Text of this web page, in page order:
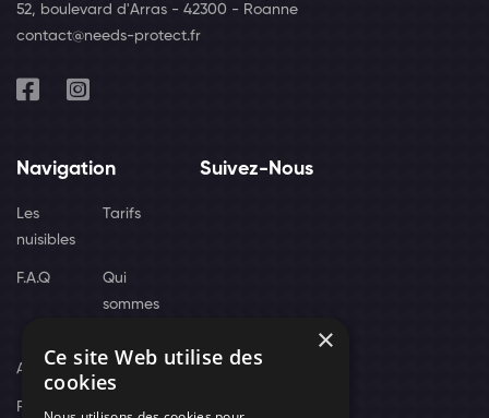
52, boulevard d'Arras - 42300 - Roanne
contact@needs-protect.fr
Navigation
Les
nuisibles
Tarifs
F.A.Q
Qui
sommes
Actus
Recrutement
Suivez-Nous
×
Ce site Web utilise des
cookies